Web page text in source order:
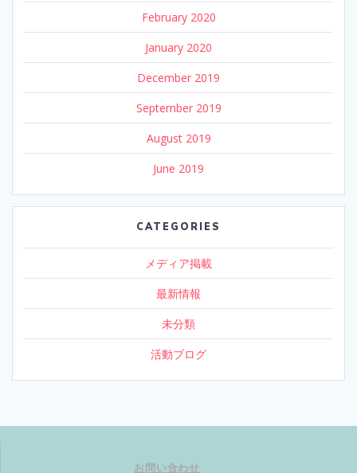
February 2020
January 2020
December 2019
September 2019
August 2019
June 2019
CATEGORIES
メディア掲載
最新情報
未分類
活動ブログ
お問い合わせ